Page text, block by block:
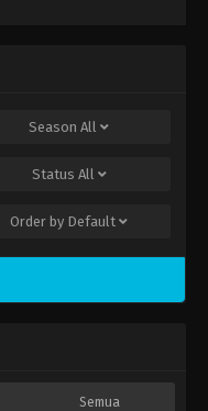
Season All
Status All
Order by Default
Semua